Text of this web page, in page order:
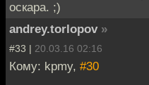
оскара. ;)
andrey.torlopov »
#33 | 20.03.16 02:16
Кому: kpmy, #30